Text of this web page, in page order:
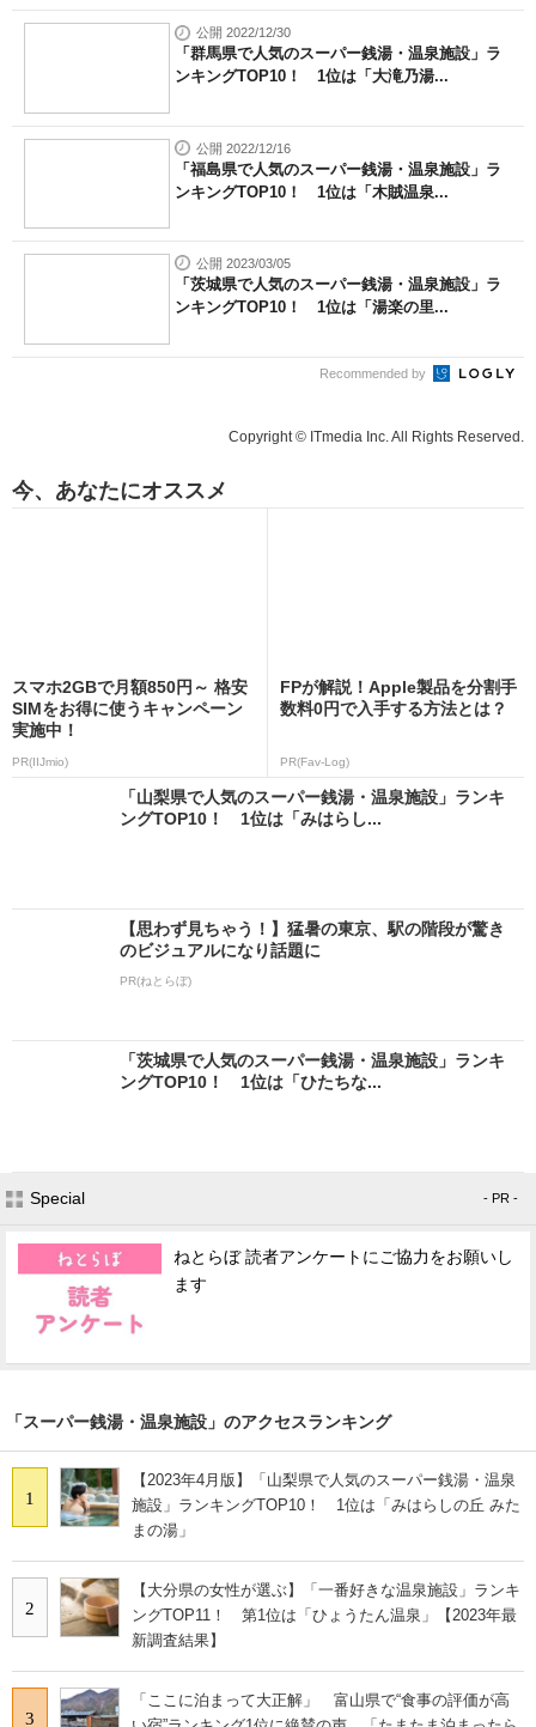
公開 2022/12/30
「群馬県で人気のスーパー銭湯・温泉施設」ラ
ンキングTOP10！ 1位は「大滝乃湯...
公開 2022/12/16
「福島県で人気のスーパー銭湯・温泉施設」ラ
ンキングTOP10！ 1位は「木賊温泉...
公開 2023/03/05
「茨城県で人気のスーパー銭湯・温泉施設」ラ
ンキングTOP10！ 1位は「湯楽の里...
Recommended by
Copyright © ITmedia Inc. All Rights Reserved.
今、あなたにオススメ
スマホ2GBで月額850円～ 格安
SIMをお得に使うキャンペーン
実施中！
PR(IIJmio)
FPが解説！Apple製品を分割手
数料0円で入手する方法とは？
PR(Fav-Log)
「山梨県で人気のスーパー銭湯・温泉施設」ランキ
ングTOP10！ 1位は「みはらし...
【思わず見ちゃう！】猛暑の東京、駅の階段が驚き
のビジュアルになり話題に
PR(ねとらぼ)
「茨城県で人気のスーパー銭湯・温泉施設」ランキ
ングTOP10！ 1位は「ひたちな...
Special - PR -
ねとらぼ 読者アンケートにご協力をお願いし
ます
「スーパー銭湯・温泉施設」のアクセスランキング
1
【2023年4月版】「山梨県で人気のスーパー銭湯・温泉
施設」ランキングTOP10！ 1位は「みはらしの丘 みた
まの湯」
2
【大分県の女性が選ぶ】「一番好きな温泉施設」ランキ
ングTOP11！ 第1位は「ひょうたん温泉」【2023年最
新調査結果】
3
「ここに泊まって大正解」 富山県で“食事の評価が高